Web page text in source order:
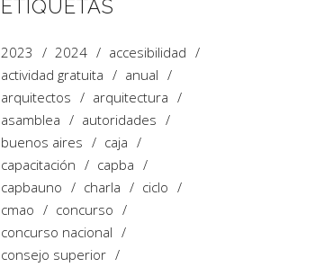
ETIQUETAS
2023 2024
accesibilidad
actividad gratuita
anual
arquitectos
arquitectura
asamblea
autoridades
buenos aires
caja
capacitación
capba
capbauno
charla
ciclo
cmao
concurso
concurso nacional
consejo superior